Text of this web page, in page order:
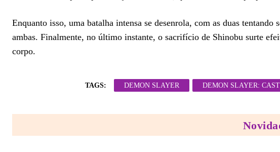
Enquanto isso, uma batalha intensa se desenrola, com as duas
ambas. Finalmente, no último instante, o sacrifício de Shinobu surte
corpo.
TAGS: DEMON SLAYER DEMON SLAYER: